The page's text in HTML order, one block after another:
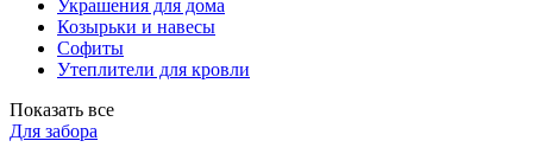
Украшения для дома
Козырьки и навесы
Софиты
Утеплители для кровли
Показать все
Для забора